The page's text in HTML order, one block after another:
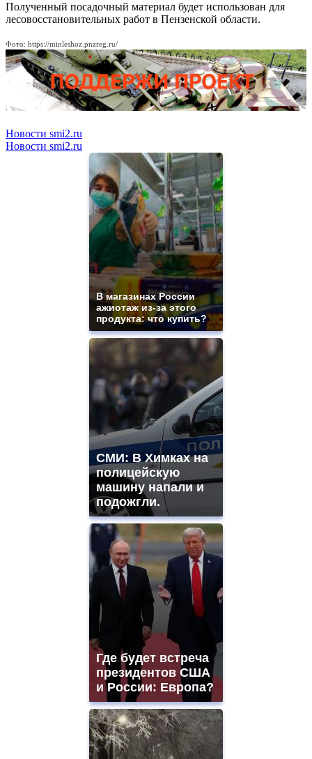
Полученный посадочный материал будет использован для
лесовосстановительных работ в Пензенской области.
Фото: https://minleshoz.pnzreg.ru/
Новости smi2.ru
Новости smi2.ru
В магазинах России
ажиотаж из-за этого
продукта: что купить?
СМИ: В Химках на
полицейскую
машину напали и
подожгли.
Где будет встреча
президентов США
и России: Европа?